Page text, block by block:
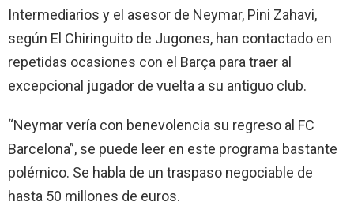
Intermediarios y el asesor de Neymar, Pini Zahavi,
según El Chiringuito de Jugones, han contactado en
repetidas ocasiones con el Barça para traer al
excepcional jugador de vuelta a su antiguo club.
“Neymar vería con benevolencia su regreso al FC
Barcelona”, se puede leer en este programa bastante
polémico. Se habla de un traspaso negociable de
hasta 50 millones de euros.